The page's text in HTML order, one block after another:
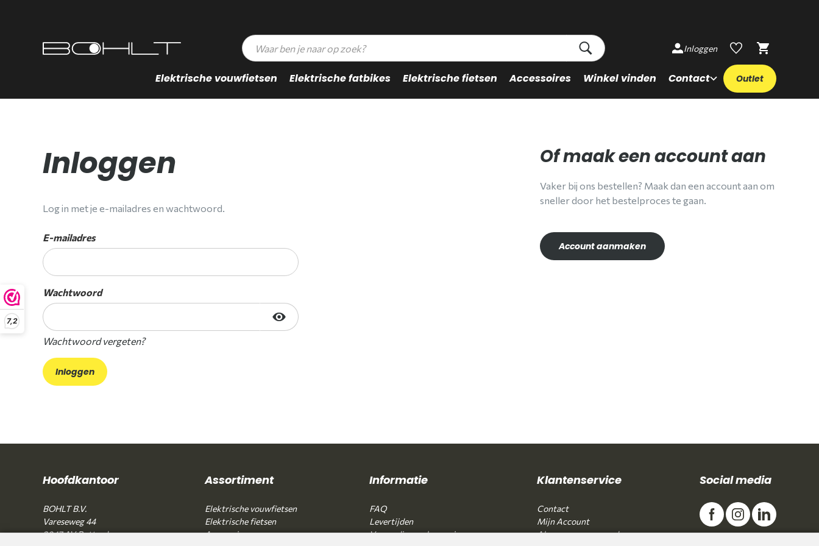
7,2
Inloggen
Elektrische vouwfietsen Elektrische fatbikes Elektrische fietsen Accessoires Winkel vinden Contact Outlet
Inloggen
Log in met je e-mailadres en wachtwoord.
E-mailadres
Wachtwoord
Wachtwoord vergeten?
Of maak een account aan
Vaker bij ons bestellen? Maak dan een account aan om
sneller door het bestelproces te gaan.
Account aanmaken
Hoofdkantoor
BOHLT B.V.
Vareseweg 44
3047 AV Rotterdam
Assortiment
Elektrische vouwfietsen
Elektrische fietsen
Accessoires
Informatie
FAQ
Levertijden
Verzending en bezorging
Klantenservice
Contact
Mijn Account
Algemene voorwaarden
Social media